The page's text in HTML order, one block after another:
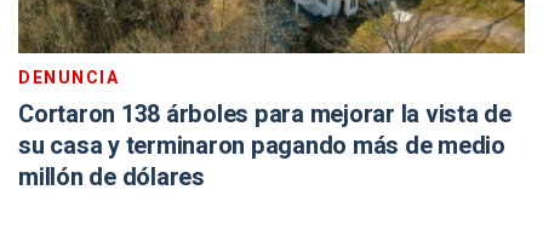
DENUNCIA
Cortaron 138 árboles para mejorar la vista de
su casa y terminaron pagando más de medio
millón de dólares